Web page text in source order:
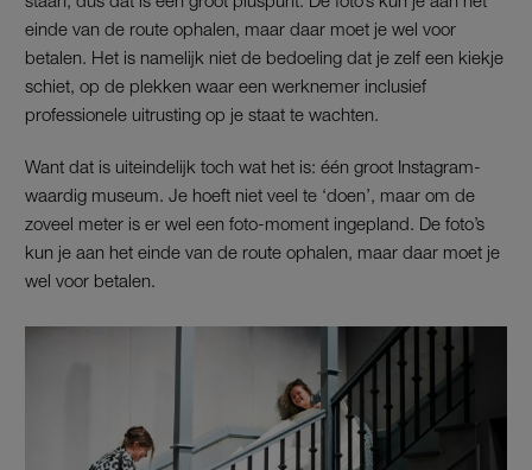
einde van de route ophalen, maar daar moet je wel voor
betalen. Het is namelijk niet de bedoeling dat je zelf een kiekje
schiet, op de plekken waar een werknemer inclusief
professionele uitrusting op je staat te wachten.
Want dat is uiteindelijk toch wat het is: één groot Instagram-
waardig museum. Je hoeft niet veel te ‘doen’, maar om de
zoveel meter is er wel een foto-moment ingepland. De foto’s
kun je aan het einde van de route ophalen, maar daar moet je
wel voor betalen.